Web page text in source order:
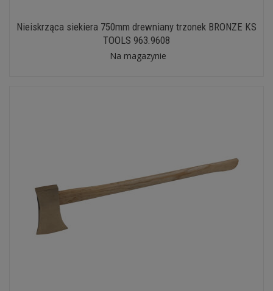
Nieiskrząca siekiera 750mm drewniany trzonek BRONZE KS
TOOLS 963.9608
Na magazynie